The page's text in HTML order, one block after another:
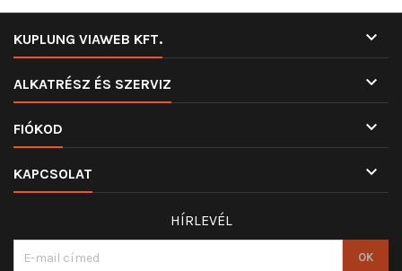
KUPLUNG VIAWEB KFT. 
ALKATRÉSZ ÉS SZERVIZ 
FIÓKOD 
KAPCSOLAT 
HÍRLEVÉL